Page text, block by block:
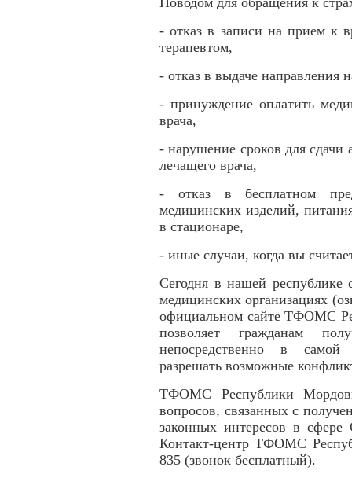
- отказ в записи на прием к
терапевтом,
- отказ в выдаче направления
- принуждение оплатить
врача,
- нарушение сроков для сдачи
лечащего врача,
- отказ в бесплатном
медицинских изделий,
в стационаре,
- иные случаи, когда вы
Сегодня в нашей республике
медицинских организациях
официальном сайте ТФОМС
позволяет гражданам
непосредственно в самой
разрешать возможные
ТФОМС Республики
вопросов, связанных с
законных интересов в
Контакт-центр ТФОМС
835 (звонок бесплатный).